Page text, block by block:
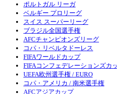
ポルトガル リーガ
ベルギー プロリーグ
スイス スーパーリーグ
ブラジル全国選手権
AFCチャンピオンズリーグ
コパ・リベルタドーレス
FIFAワールドカップ
FIFAコンフェデレーションズカ
UEFA欧州選手権 / EURO
コパ・アメリカ / 南米選手権
AFCアジアカップ